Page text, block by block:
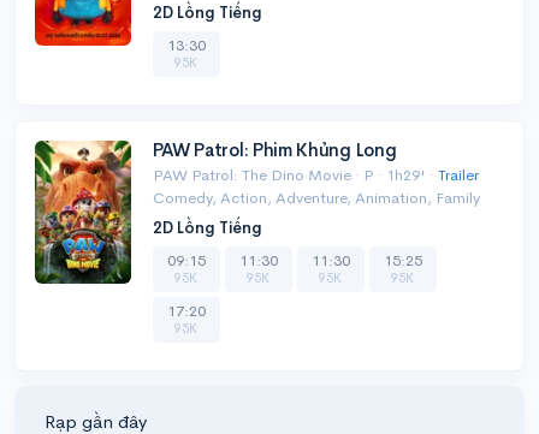
2D Lồng Tiếng
13:30
95K
PAW Patrol: Phim Khủng Long
PAW Patrol: The Dino Movie · P · 1h29' · Trailer
Comedy, Action, Adventure, Animation, Family
2D Lồng Tiếng
09:15
95K
11:30
95K
11:30
95K
15:25
95K
17:20
95K
Rạp gần đây